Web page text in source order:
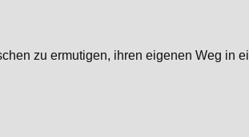
zu ermutigen, ihren eigenen Weg in